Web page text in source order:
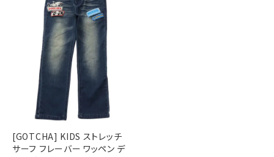
[GOTCHA] KIDS ストレッチ
サーフ フレーバー ワッペン デ